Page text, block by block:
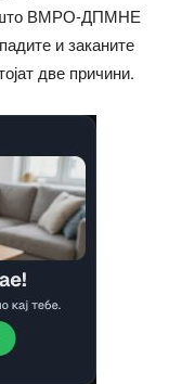
ВМРО-ДПМНЕ
и заканите
две причини.